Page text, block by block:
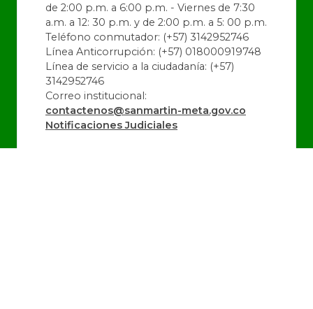
de 2:00 p.m. a 6:00 p.m. - Viernes de 7:30
a.m. a 12: 30 p.m. y de 2:00 p.m. a 5: 00 p.m.
Teléfono conmutador: (+57) 3142952746
Línea Anticorrupción: (+57) 018000919748
Línea de servicio a la ciudadanía: (+57)
3142952746
Correo institucional:
contactenos@sanmartin-meta.gov.co
Notificaciones Judiciales